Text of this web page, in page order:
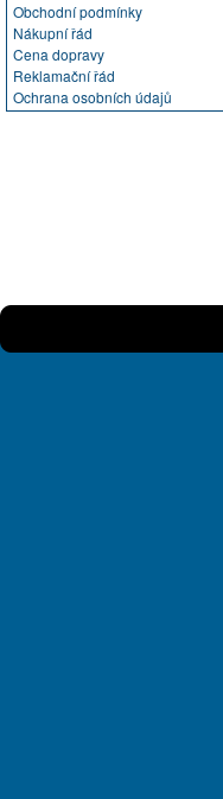
Obchodní podmínky
Nákupní řád
Cena dopravy
Reklamační řád
Ochrana osobních údajů